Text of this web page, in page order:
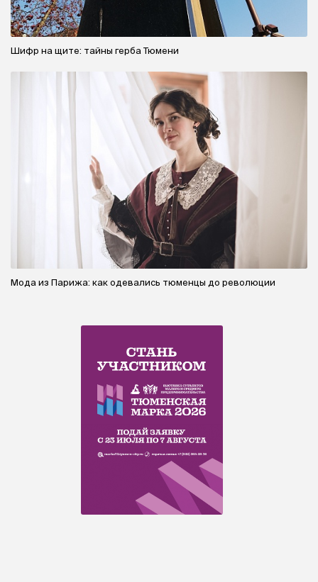
Шифр на щите: тайны герба Тюмени
Мода из Парижа: как одевались тюменцы до революции